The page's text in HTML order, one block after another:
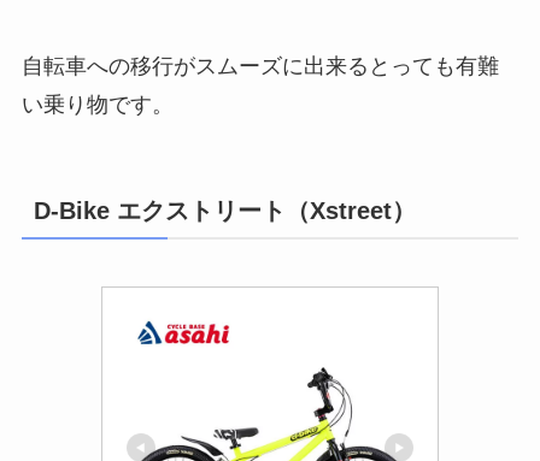
自転車への移行がスムーズに出来るとっても有難
い乗り物です。
D-Bike エクストリート（Xstreet）